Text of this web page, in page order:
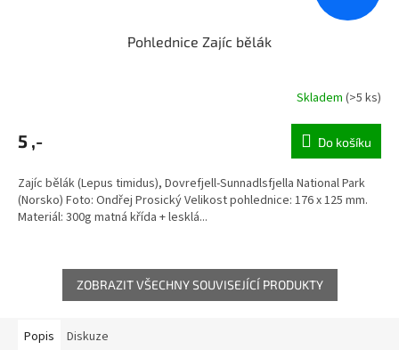
Pohlednice Zajíc bělák
Skladem (>5 ks)
5 ,- Do košíku
Zajíc bělák (Lepus timidus), Dovrefjell-Sunnadlsfjella National Park
(Norsko) Foto: Ondřej Prosický Velikost pohlednice: 176 x 125 mm.
Materiál: 300g matná křída + lesklá...
ZOBRAZIT VŠECHNY SOUVISEJÍCÍ PRODUKTY
Popis Diskuze